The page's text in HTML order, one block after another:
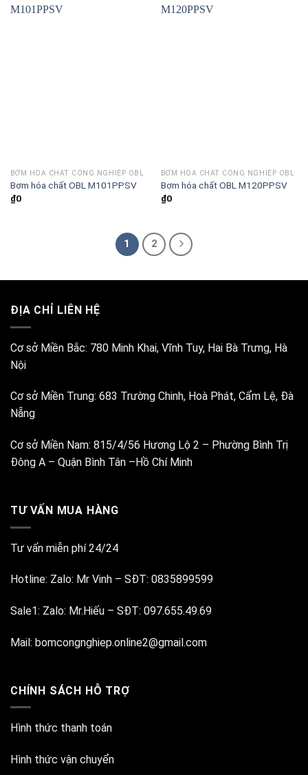
BƠM HÓA CHẤT CÔNG NGHIỆP OBL
Bơm hóa chất OBL M101PPSV
₫0
BƠM HÓA CHẤT CÔNG NGHIỆP OBL
Bơm hóa chất OBL M120PPSV
₫0
1 2
ĐỊA CHỈ LIÊN HỆ
Cơ sở Miền Bắc: 780 Minh Khai, Vĩnh Tuy, Hai Bà Trưng, Hà
Nội
Cơ sở Miền Trung: 683 Trường Chinh, Hoà Phát, Cẩm Lệ, Đà
Nẵng
Cơ sở Miền Nam: 815/4/56 Hương Lộ 2 – Phường Bình Trị
Đông A – Quận Bình Tân –Hồ Chí Minh
TƯ VẤN MUA HÀNG
Tư vấn miễn phí 24/24
Hotline: Zalo: Mr Vinh – SĐT: 0835899599
Sale1: Zalo: Mr.Hiếu – SĐT: 097.655.49.69
Mail: bomcongnghiep.online2@gmail.com
CHÍNH SÁCH HỖ TRỢ
Hình thức thanh toán
Hình thức vận chuyển